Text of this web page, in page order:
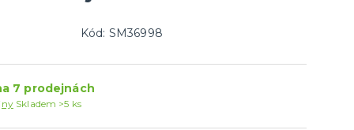
Kód: SM36998
7 prodejnách
Skladem >5 ks